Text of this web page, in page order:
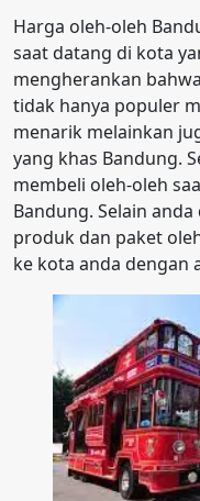
Harga oleh-oleh
saat datang di kota
mengherankan
tidak hanya populer
menarik melainkan
yang khas Bandung.
membeli oleh-oleh
Bandung. Selain
produk dan paket
ke kota anda dengan